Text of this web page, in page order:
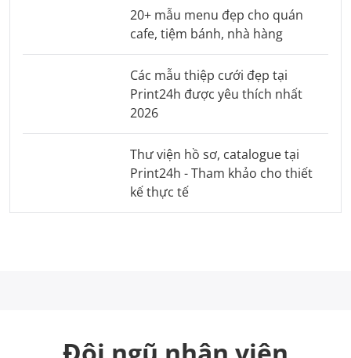
20+ mẫu menu đẹp cho quán
cafe, tiệm bánh, nhà hàng
Các mẫu thiệp cưới đẹp tại
Print24h được yêu thích nhất
2026
Thư viện hồ sơ, catalogue tại
Print24h - Tham khảo cho thiết
kế thực tế